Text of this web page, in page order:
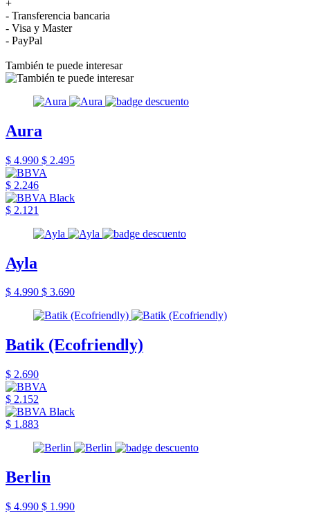
+
- Transferencia bancaria
- Visa y Master
- PayPal
También te puede interesar
Aura
$ 4.990 $ 2.495
$ 2.246
$ 2.121
Ayla
$ 4.990 $ 3.690
Batik (Ecofriendly)
$ 2.690
$ 2.152
$ 1.883
Berlin
$ 4.990 $ 1.990